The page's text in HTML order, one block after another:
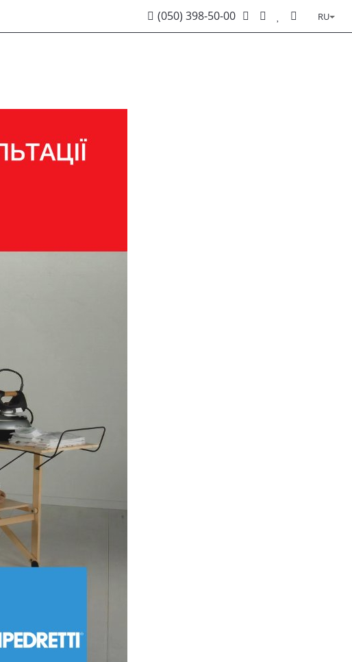
(050) 398-50-00 RU